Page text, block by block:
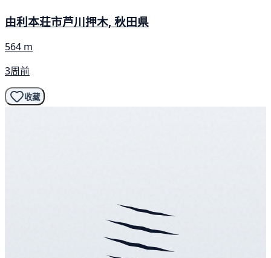
由利本荘市芦川押木, 秋田県
564 m
3周前
收藏